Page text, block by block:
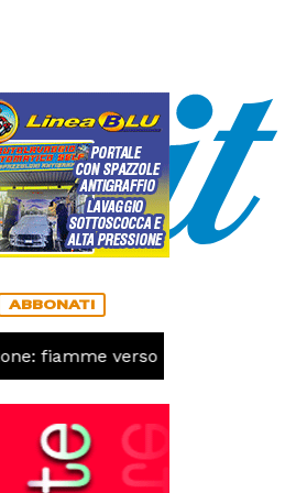
ABBONATI
verso Desertetto, chiesto